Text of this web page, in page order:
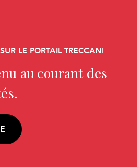
LE PORTAIL TRECCANI
au courant des